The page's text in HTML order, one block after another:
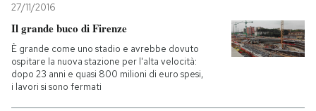
27/11/2016
Il grande buco di Firenze
È grande come uno stadio e avrebbe dovuto
ospitare la nuova stazione per l'alta velocità:
dopo 23 anni e quasi 800 milioni di euro spesi,
i lavori si sono fermati